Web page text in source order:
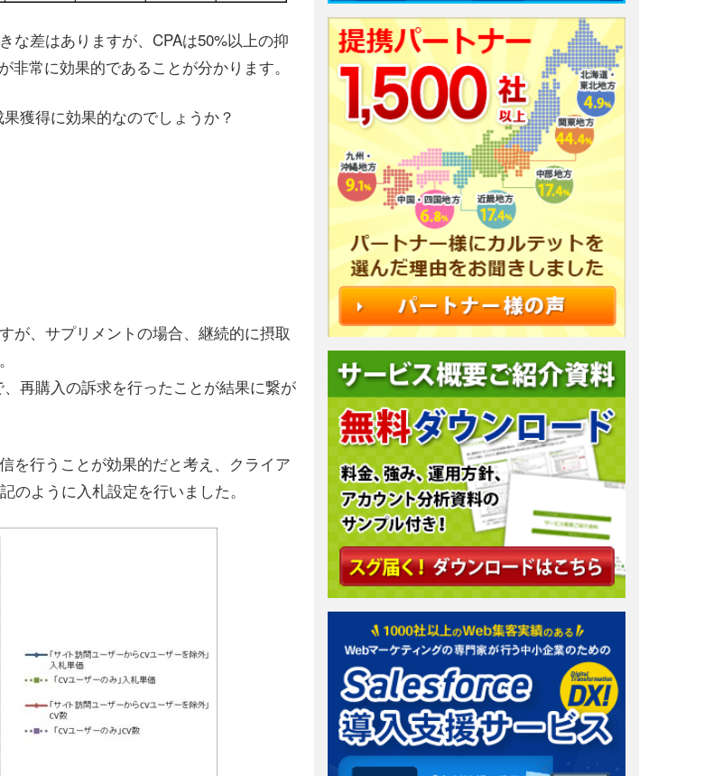
な差はありますが、CPAは50%以上の抑
常に効果的であることが分かります。
獲得に効果的なのでしょうか？
が、サプリメントの場合、継続的に摂取
再購入の訴求を行ったことが結果に繋が
を行うことが効果的だと考え、クライア
のように入札設定を行いました。